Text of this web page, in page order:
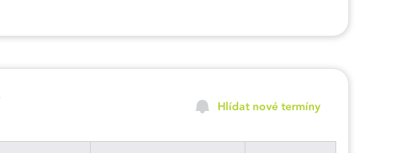
Hlídat nové termíny